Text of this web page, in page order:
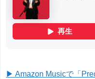
▶ Amazon Musicで「